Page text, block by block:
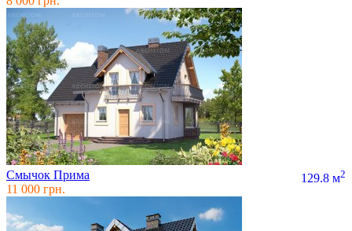
Смычок Прима 129.8 м2
11 000 грн.